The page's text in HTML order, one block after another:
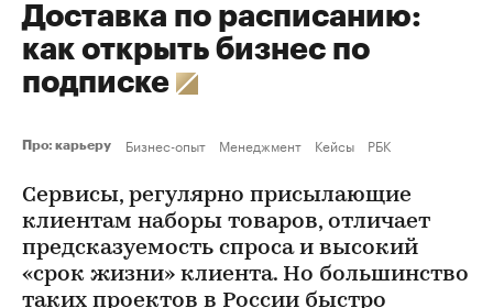
Доставка по расписанию:
как открыть бизнес по
подписке
Про: карьеру Бизнес-опыт Менеджмент Кейсы РБК
Сервисы, регулярно присылающие
клиентам наборы товаров, отличает
предсказуемость спроса и высокий
«срок жизни» клиента. Но большинство
таких проектов в России быстро